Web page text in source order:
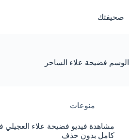
المحتوى
صحيفتك
الوسم فضيحة علاء الساحر
منوعات
كامل بدون حذف